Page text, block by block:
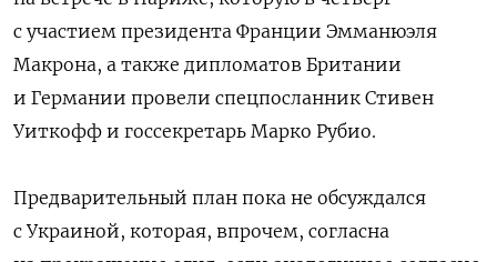
с участием президента Франции Эмманюэля
Макрона, а также дипломатов Британии
и Германии провели спецпосланник Стивен
Уиткофф и госсекретарь Марко Рубио.
Предварительный план пока не обсуждался
с Украиной, которая, впрочем, согласна